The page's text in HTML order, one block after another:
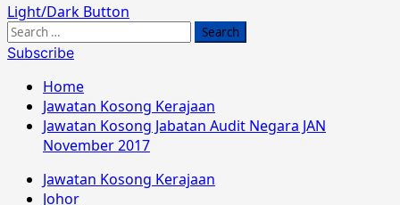
Primary
Menu
Light/Dark Button
Search
for:
Subscribe
Home
Jawatan Kosong Kerajaan
Jawatan Kosong Jabatan Audit Negara JAN
November 2017
Jawatan Kosong Kerajaan
Johor